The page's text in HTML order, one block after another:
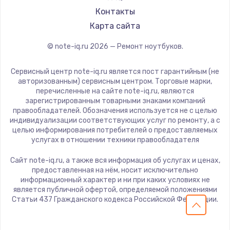
LG
Panasonic
ZTE
Hiper
Evga
Google
Echips
Predator
iru
Machenike
Контакты
Карта сайта
© note-iq.ru 2026 — Ремонт ноутбуков.
Сервисный центр note-iq.ru является пост гарантийным (не
авторизованным) сервисным центром. Торговые марки,
перечисленные на сайте note-iq.ru, являются
зарегистрированным товарными знаками компаний
правообладателей. Обозначения используется не с целью
индивидуализации соответствующих услуг по ремонту, а с
целью информирования потребителей о предоставляемых
услугах в отношении техники правообладателя
Сайт note-iq.ru, а также вся информация об услугах и ценах,
предоставленная на нём, носит исключительно
информационный характер и ни при каких условиях не
является публичной офертой, определяемой положениями
Статьи 437 Гражданского кодекса Российской Федерации.